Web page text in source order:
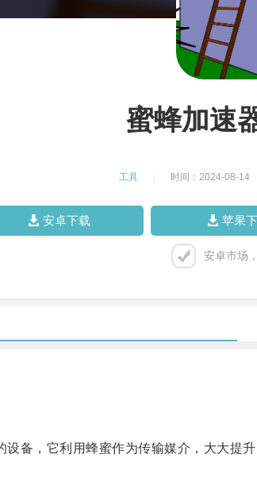
蜜蜂加速
工具 时间：2024-08-14
安卓下载 苹果
安卓市场
，它利用蜂蜜作为传输媒介，大大提升